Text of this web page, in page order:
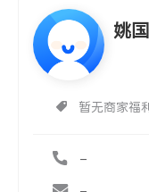
姚
暂无商家福
-